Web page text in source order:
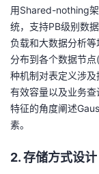
发
者
我
的
博
我
的
我
开
发
者
学
堂
的
Programs
我
的
支
持
我
用Shared-nothing
统，支持PB级别数
负载和大数据分析
分布到各个数据节
种机制对表定义涉
有效容量以及业务
特征的角度阐述
素。
2. 存储方式设计